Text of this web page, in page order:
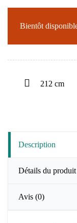
Bientôt
212 cm
Description
Détails du produit
Avis (0)